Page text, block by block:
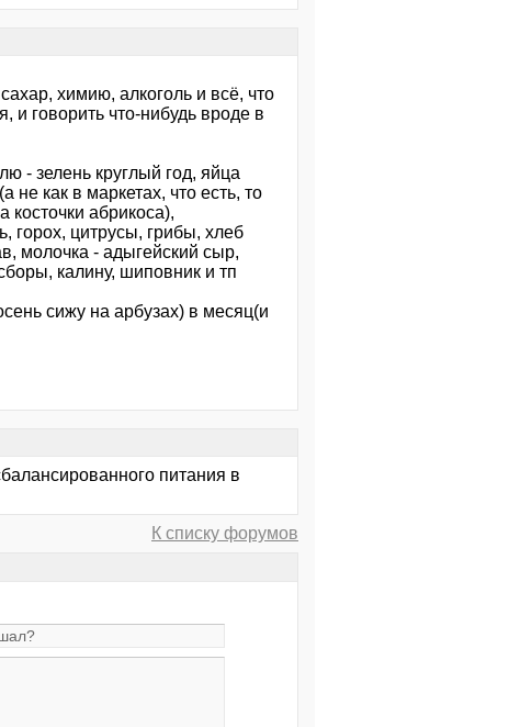
химию, алкоголь и всё, что
и говорить что-нибудь вроде в
- зелень круглый год, яйца
как в маркетах, что есть, то
абрикоса),
горох, цитрусы, грибы, хлеб
молочка - адыгейский сыр,
калину, шиповник и тп
сижу на арбузах) в месяц(и
питания в
К списку форумов